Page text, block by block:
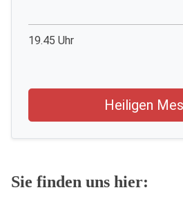
19.45 Uhr
Heiligen
Sie finden uns hier: